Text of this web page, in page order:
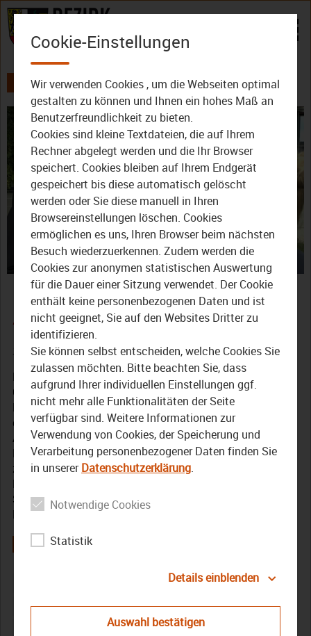
Zum Inhalt
AKTUELLES ALLE VIDEOS DER BEZIRK - DAS MAGAZIN
Video
Der Bezirk – Das Magazin:
Ausgabe August 2018
21. August 2018
Nach 15 Jahren Amtszeit geht Bezirkstagspräsident Dr.
Günther Denzler im Herbst 2018 in den wohlverdienten
Ruhestand. Wir nehmen dies zum Anlass und blicken in
der August-Ausgabe ganz allgemein auf den Bezirk.
Anlässlich des Amtsendes des oberfränksichen
Kommunalpolitikers blicken wir im ersten Teil der
zweiteiligen Sondersendung auf die Bereiche Verwaltung,
Landwirtschaft, Gesundheit und Fischerei. Am 18.
September stehen dann die Abteilungen Soziales,
Markgrafenschule und Kultur im Fokus.
Fischerei Gesundheit
Günther Denzler Landwirtschaft Oberfranken
TVO Verwaltung
Cookie-Einstellungen
Wir verwenden Cookies , um die Webseiten optimal
gestalten zu können und Ihnen ein hohes Maß an
Benutzerfreundlichkeit zu bieten.
Cookies sind kleine Textdateien, die auf Ihrem
Rechner abgelegt werden und die Ihr Browser
speichert. Cookies bleiben auf Ihrem Endgerät
gespeichert bis diese automatisch gelöscht
werden oder Sie diese manuell in Ihren
Browsereinstellungen löschen. Cookies
ermöglichen es uns, Ihren Browser beim nächsten
Besuch wiederzuerkennen. Zudem werden die
Cookies zur anonymen statistischen Auswertung
für die Dauer einer Sitzung verwendet. Der Cookie
enthält keine personenbezogenen Daten und ist
nicht geeignet, Sie auf den Websites Dritter zu
identifizieren.
Sie können selbst entscheiden, welche Cookies Sie
zulassen möchten. Bitte beachten Sie, dass
aufgrund Ihrer individuellen Einstellungen ggf.
nicht mehr alle Funktionalitäten der Seite
verfügbar sind. Weitere Informationen zur
Verwendung von Cookies, der Speicherung und
Verarbeitung personenbezogener Daten finden Sie
in unsererDatenschutzerklärung.
Notwendige Cookies
Statistik
Details einblenden
Auswahl bestätigen